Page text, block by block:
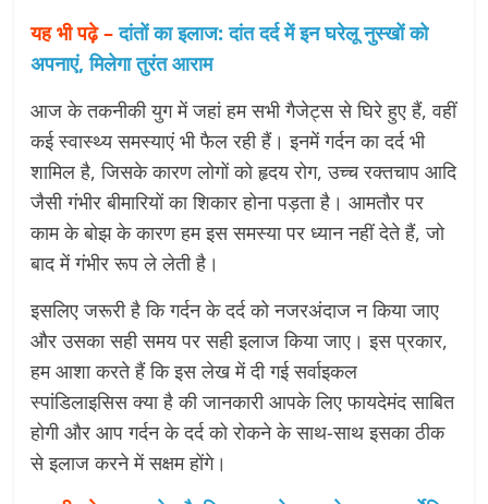
यह भी पढ़े – दांतों का इलाज: दांत दर्द में इन घरेलू नुस्खों को
अपनाएं, मिलेगा तुरंत आराम
आज के तकनीकी युग में जहां हम सभी गैजेट्स से घिरे हुए हैं, वहीं
कई स्वास्थ्य समस्याएं भी फैल रही हैं। इनमें गर्दन का दर्द भी
शामिल है, जिसके कारण लोगों को हृदय रोग, उच्च रक्तचाप आदि
जैसी गंभीर बीमारियों का शिकार होना पड़ता है। आमतौर पर
काम के बोझ के कारण हम इस समस्या पर ध्यान नहीं देते हैं, जो
बाद में गंभीर रूप ले लेती है।
इसलिए जरूरी है कि गर्दन के दर्द को नजरअंदाज न किया जाए
और उसका सही समय पर सही इलाज किया जाए। इस प्रकार,
हम आशा करते हैं कि इस लेख में दी गई सर्वाइकल
स्पांडिलाइसिस क्या है की जानकारी आपके लिए फायदेमंद साबित
होगी और आप गर्दन के दर्द को रोकने के साथ-साथ इसका ठीक
से इलाज करने में सक्षम होंगे।